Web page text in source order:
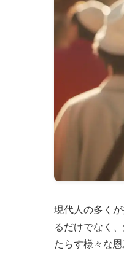
現代人の多く
るだけでなく
たらす様々な